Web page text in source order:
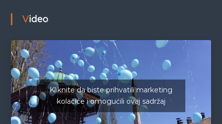
Video
Kliknite da biste prihvatili marketing
kolačiće i omogućili ovaj sadržaj